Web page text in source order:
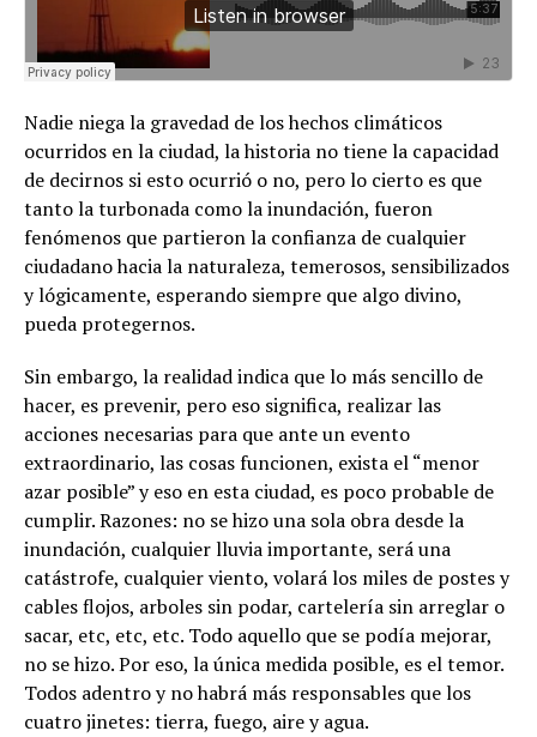
Nadie niega la gravedad de los hechos climáticos
ocurridos en la ciudad, la historia no tiene la capacidad
de decirnos si esto ocurrió o no, pero lo cierto es que
tanto la turbonada como la inundación, fueron
fenómenos que partieron la confianza de cualquier
ciudadano hacia la naturaleza, temerosos, sensibilizados
y lógicamente, esperando siempre que algo divino,
pueda protegernos.
Sin embargo, la realidad indica que lo más sencillo de
hacer, es prevenir, pero eso significa, realizar las
acciones necesarias para que ante un evento
extraordinario, las cosas funcionen, exista el “menor
azar posible” y eso en esta ciudad, es poco probable de
cumplir. Razones: no se hizo una sola obra desde la
inundación, cualquier lluvia importante, será una
catástrofe, cualquier viento, volará los miles de postes y
cables flojos, arboles sin podar, cartelería sin arreglar o
sacar, etc, etc, etc. Todo aquello que se podía mejorar,
no se hizo. Por eso, la única medida posible, es el temor.
Todos adentro y no habrá más responsables que los
cuatro jinetes: tierra, fuego, aire y agua.